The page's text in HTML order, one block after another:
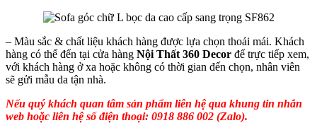
– Màu sắc & chất liệu khách hàng được lựa chọn thoải mái. Khách
hàng có thể đến tại cửa hàng Nội Thất 360 Decor để trực tiếp xem,
với khách hàng ở xa hoặc không có thời gian đến chọn, nhân viên
sẽ gửi mẫu da tận nhà.
Nếu quý khách quan tâm sản phẩm liên hệ qua khung tin nhắn
web hoặc liên hệ số điện thoại: 0918 886 002 (Zalo).